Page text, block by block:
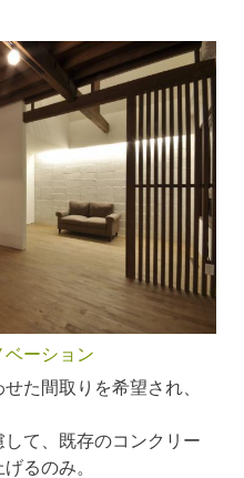
ーション
た間取りを希望され、
て、既存のコンクリー
るのみ。